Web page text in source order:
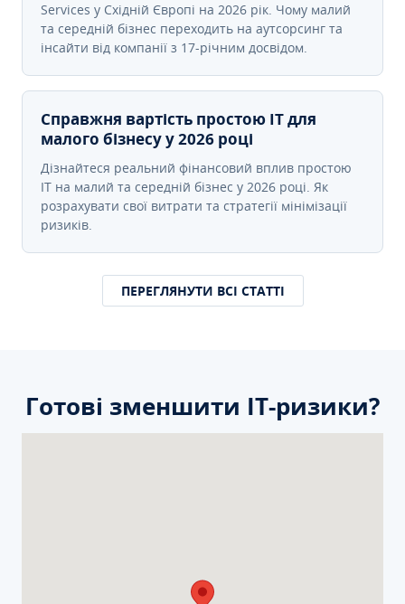
Services у Східній Європі на 2026 рік. Чому малий
та середній бізнес переходить на аутсорсинг та
інсайти від компанії з 17-річним досвідом.
Справжня вартість простою IT для
малого бізнесу у 2026 році
Дізнайтеся реальний фінансовий вплив простою
IT на малий та середній бізнес у 2026 році. Як
розрахувати свої витрати та стратегії мінімізації
ризиків.
ПЕРЕГЛЯНУТИ ВСІ СТАТТІ
Готові зменшити ІТ-ризики?